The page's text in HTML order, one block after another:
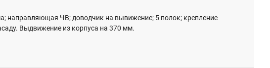
направляющая ЧВ; доводчик на вывижение; 5 полок; крепление
Выдвижение из корпуса на 370 мм.